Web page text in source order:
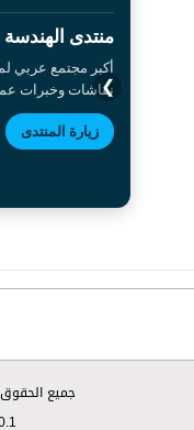
منتدى الهندسة
أكبر مجتمع عربي
نقاشات وخبرات
زيارة المنتدى
❯
جميع